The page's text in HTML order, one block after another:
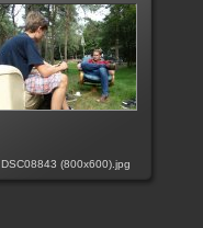
DSC08843 (800x600).jpg